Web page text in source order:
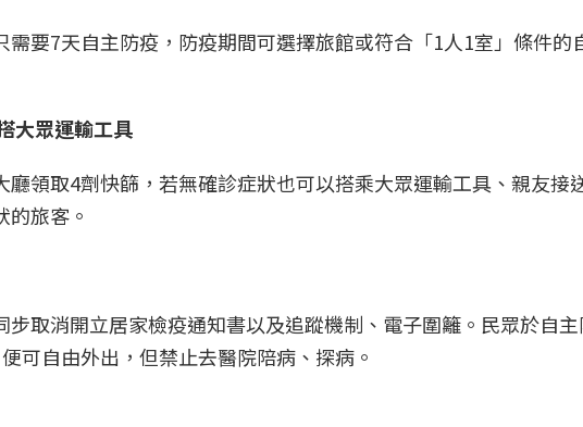
要7天自主防疫，防疫期間可選擇旅館或符合「1人1室」條件的
大眾運輸工具
領取4劑快篩，若無確診症狀也可以搭乘大眾運輸工具、親友接
旅客。
步取消開立居家檢疫通知書以及追蹤機制、電子圍籬。民眾於自
可自由外出，但禁止去醫院陪病、探病。